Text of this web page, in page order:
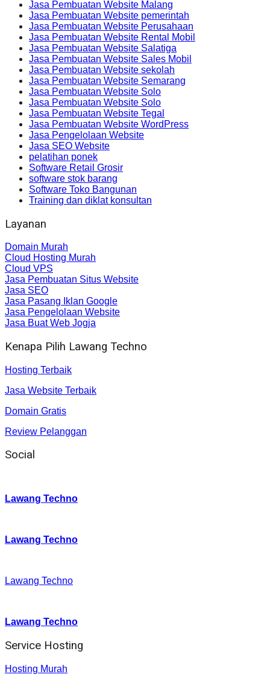
Jasa Pembuatan Website Malang
Jasa Pembuatan Website pemerintah
Jasa Pembuatan Website Perusahaan
Jasa Pembuatan Website Rental Mobil
Jasa Pembuatan Website Salatiga
Jasa Pembuatan Website Sales Mobil
Jasa Pembuatan Website sekolah
Jasa Pembuatan Website Semarang
Jasa Pembuatan Website Solo
Jasa Pembuatan Website Solo
Jasa Pembuatan Website Tegal
Jasa Pembuatan Website WordPress
Jasa Pengelolaan Website
Jasa SEO Website
pelatihan ponek
Software Retail Grosir
software stok barang
Software Toko Bangunan
Training dan diklat konsultan
Layanan
Domain Murah
Cloud Hosting Murah
Cloud VPS
Jasa Pembuatan Situs Website
Jasa SEO
Jasa Pasang Iklan Google
Jasa Pengelolaan Website
Jasa Buat Web Jogja
Kenapa Pilih Lawang Techno
Hosting Terbaik
Jasa Website Terbaik
Domain Gratis
Review Pelanggan
Social
Lawang Techno
Lawang Techno
Lawang Techno
Lawang Techno
Service Hosting
Hosting Murah